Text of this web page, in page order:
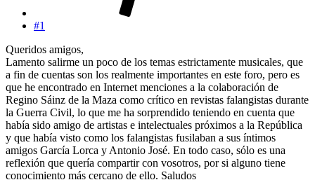
#1
Queridos amigos,
Lamento salirme un poco de los temas estrictamente musicales, que
a fin de cuentas son los realmente importantes en este foro, pero es
que he encontrado en Internet menciones a la colaboración de
Regino Sáinz de la Maza como crítico en revistas falangistas durante
la Guerra Civil, lo que me ha sorprendido teniendo en cuenta que
había sido amigo de artistas e intelectuales próximos a la República
y que había visto como los falangistas fusilaban a sus íntimos
amigos García Lorca y Antonio José. En todo caso, sólo es una
reflexión que quería compartir con vosotros, por si alguno tiene
conocimiento más cercano de ello. Saludos